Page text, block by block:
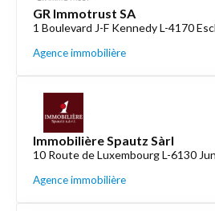
GR Immotrust SA
1 Boulevard J-F Kennedy L-4170
Agence immobilière
Immobilière Spautz Sàrl
10 Route de Luxembourg L-6130
Agence immobilière